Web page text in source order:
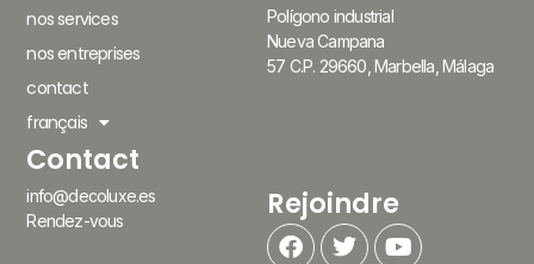
nos services
nos entreprises
contact
français
Polígono industrial
Nueva Campana
57 C.P. 29660, Marbella, Málaga
Contact
info@decoluxe.es
Rendez-vous
Rejoindre